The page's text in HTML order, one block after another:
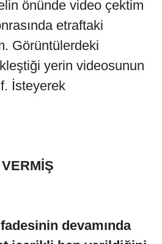
önünde video çektim
etraftaki
Görüntülerdeki
yerin videosunun
İsteyerek
devamında